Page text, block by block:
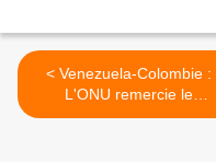
< Venezuela-Colombie :
L'ONU remercie le
Venezuela pour l'accueil